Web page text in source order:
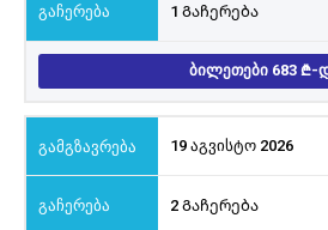
1 Გაჩერება
ᲑᲘᲚᲔᲗᲔᲑᲘ 683 -
19 აგვისტო 2026
2 Გაჩერება